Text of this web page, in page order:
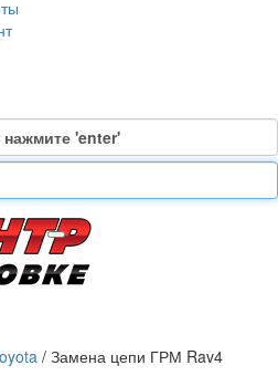
'enter'
/ Замена цепи ГРМ Rav4